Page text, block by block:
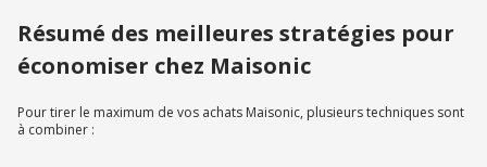
Résumé des meilleures stratégies pour
économiser chez Maisonic
Pour tirer le maximum de vos achats Maisonic, plusieurs techniques sont
à combiner :